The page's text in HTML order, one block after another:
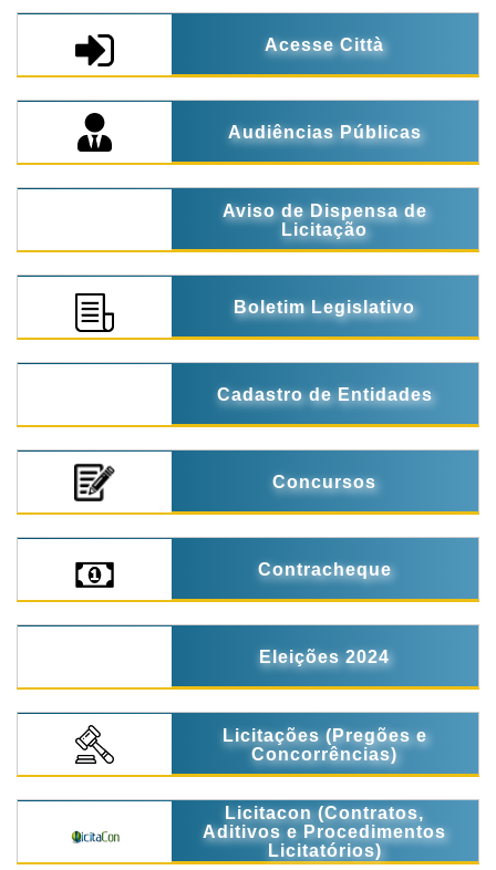
Acesse Città
Audiências Públicas
Aviso de Dispensa de
Licitação
Boletim Legislativo
Cadastro de Entidades
Concursos
Contracheque
Eleições 2024
Licitações (Pregões e
Concorrências)
Licitacon (Contratos,
Aditivos e Procedimentos
Licitatórios)